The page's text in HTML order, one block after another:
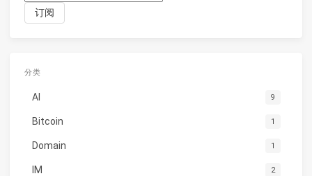
分类
AI 9
Bitcoin 1
Domain 1
IM 2